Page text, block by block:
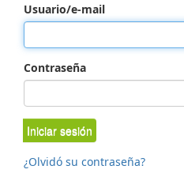
Usuario/e-mail
Contraseña
Iniciar sesión
¿Olvidó su contraseña?